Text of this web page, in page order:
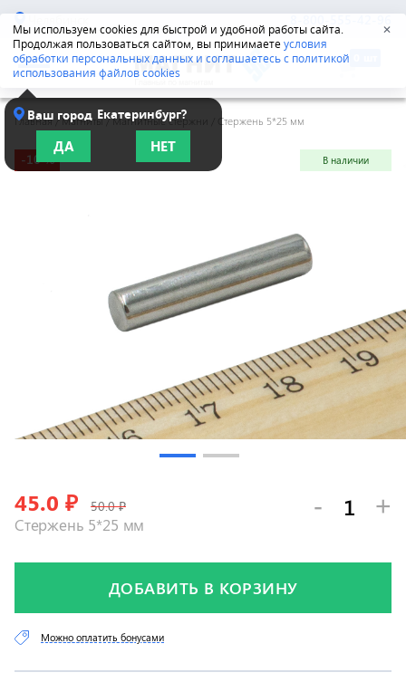
Мы используем cookies для быстрой и удобной работы сайта.
Продолжая пользоваться сайтом, вы принимаетеусловия
обработки персональных данных и соглашаетесь с политикой
использования файлов cookies
✕
Челябинск 8-800-555-42-96
Ваш город Екатеринбург?
ДА НЕТ
Главная /Магниты/Магнитные стержни Стержень 5*25 мм
-10 % В наличии
Стержень 5*25 мм
45.0 ₽ 50.0 ₽ - +
ДОБАВИТЬ В КОРЗИНУ
Можно оплатить бонусами